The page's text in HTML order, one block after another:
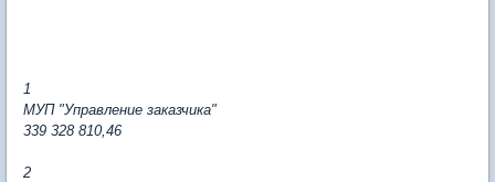
1
МУП "Управление заказчика"
339 328 810,46
2